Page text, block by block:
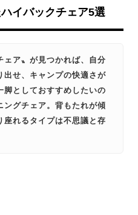
イバックチェア5選
ェア〟が見つかれば、自分
出せ、キャンプの快適さが
脚としておすすめしたいの
ングチェア。背もたれが傾
座れるタイプは不思議と存